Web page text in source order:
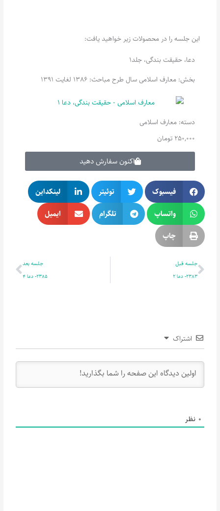
این جلسه را در محصولات زیر خواهید یافت:
دعا، حقیقت بندگی، جلد1
بخش: معارف اسلامی سال طرح مباحث: 1386 لغایت 1391
دسته:معارف اسلامی
250,000 تومان
اکنون سفارش دهید
فیسبوک توئیتر
لینکداین
واتساپ
تلگرام
ایمیل
چاپ
قبلی
جلسه قبل
2383- دعا 2
جلسه بعد
2385- دعا 4
اشتراک
0 نظر